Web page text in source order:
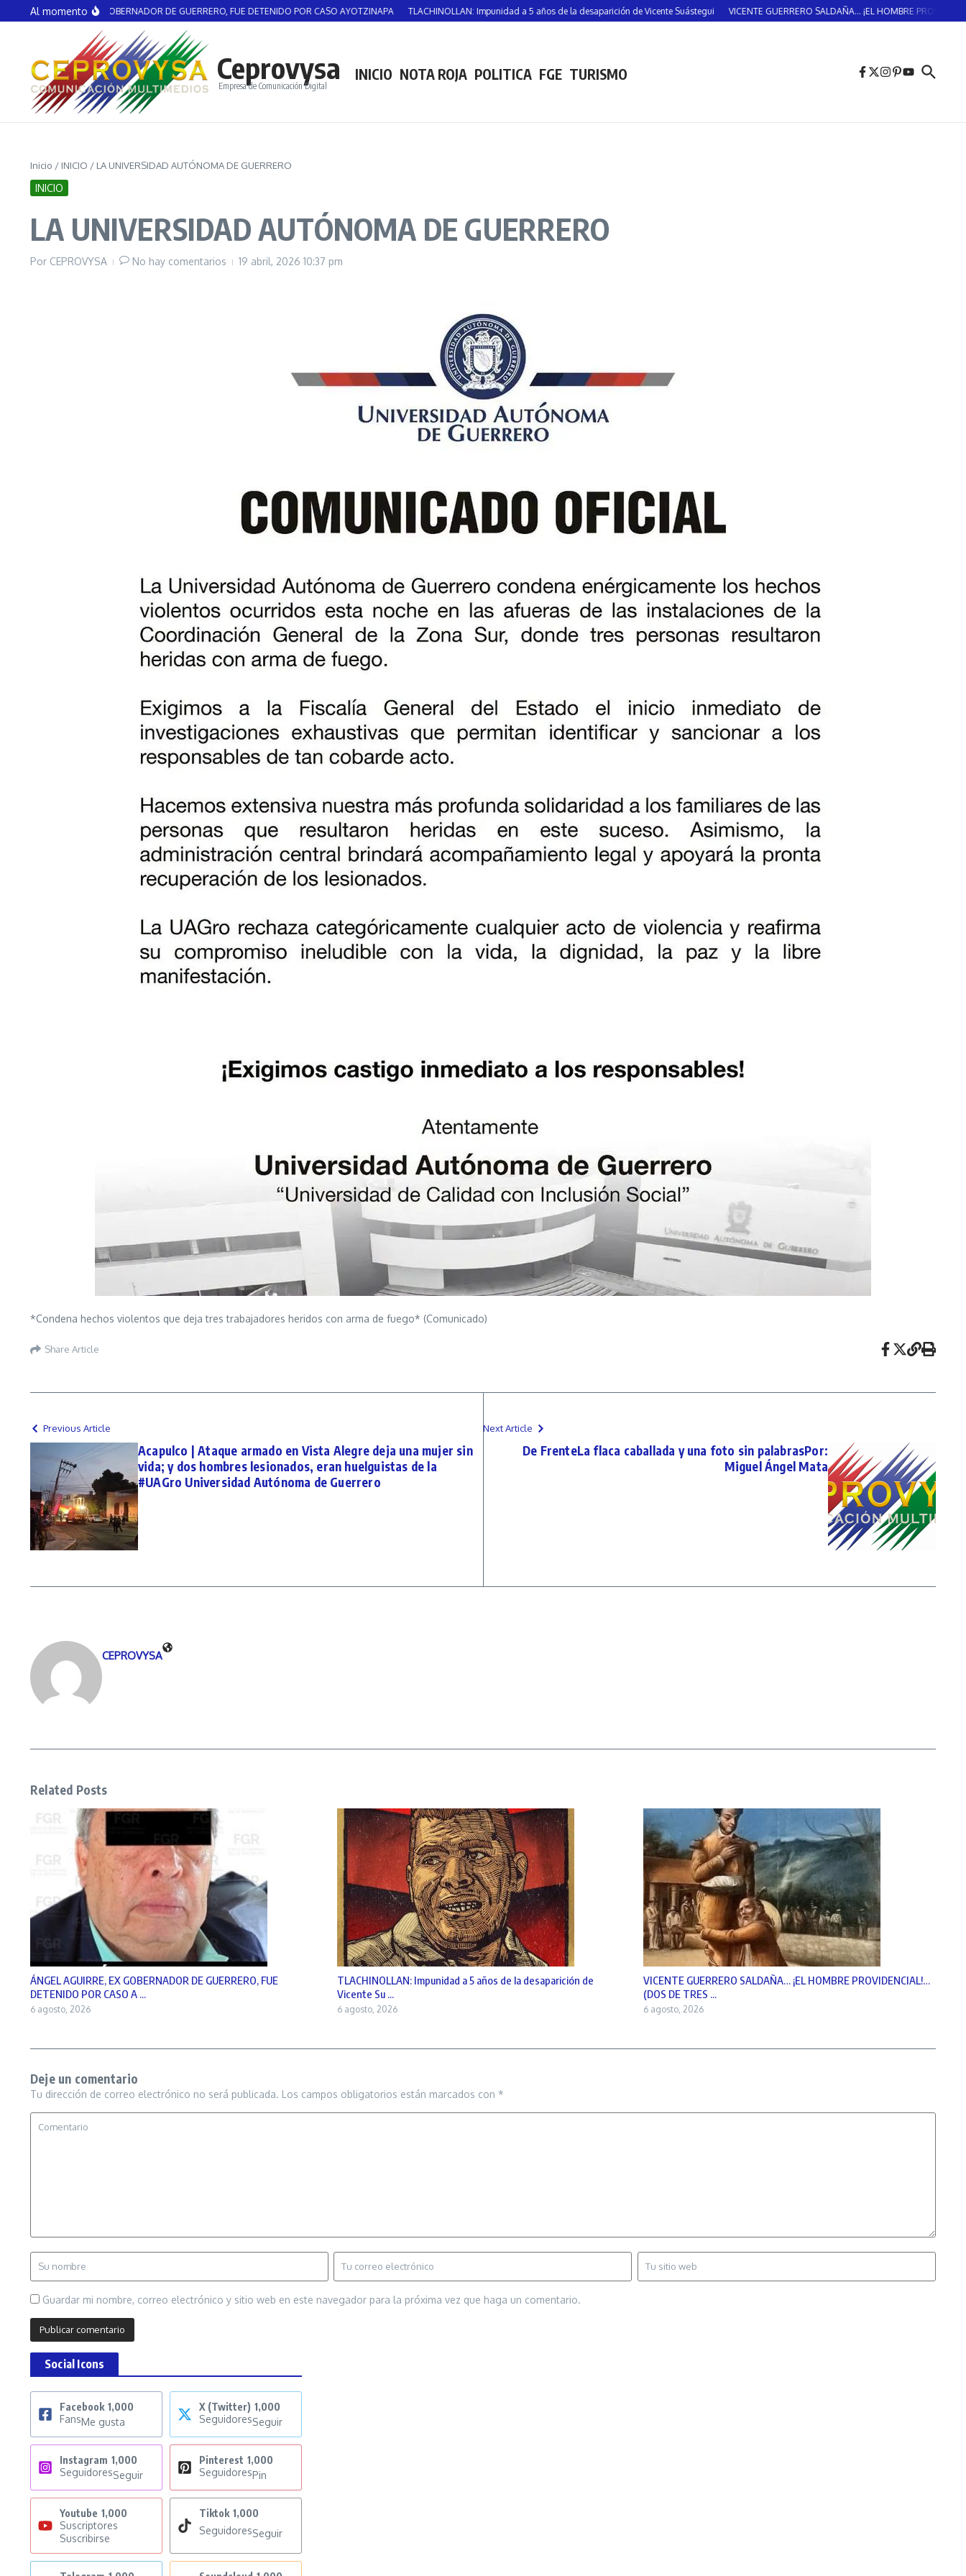
Saltar al contenido
Al momento
AGUIRRE, EX GOBERNADOR DE GUERRERO, FUE DETENIDO POR CASO AYOTZINAPA TLACHINOLLAN: Impunidad a 5 años de la desaparición de Vicente Suástegui VICENTE GUERRERO SALDAÑA… ¡EL HOMBRE PROVIDENCIAL!…
Ceprovysa
Empresa de Comunicación Digital
INICIO NOTA ROJA POLITICA FGE TURISMO
Inicio / INICIO / LA UNIVERSIDAD AUTÓNOMA DE GUERRERO
INICIO
LA UNIVERSIDAD AUTÓNOMA DE GUERRERO
Por CEPROVYSA No hay comentarios 19 abril, 2026 10:37 pm
*Condena hechos violentos que deja tres trabajadores heridos con arma de fuego* (Comunicado)
Share Article
Previous Article
Acapulco | Ataque armado en Vista Alegre deja una mujer sin
vida; y dos hombres lesionados, eran huelguistas de la
#UAGro Universidad Autónoma de Guerrero
Next Article
De FrenteLa flaca caballada y una foto sin palabrasPor:
Miguel Ángel Mata
CEPROVYSA
Related Posts
ÁNGEL AGUIRRE, EX GOBERNADOR DE GUERRERO, FUE
DETENIDO POR CASO A ...
6 agosto, 2026
TLACHINOLLAN: Impunidad a 5 años de la desaparición de
Vicente Su ...
6 agosto, 2026
VICENTE GUERRERO SALDAÑA… ¡EL HOMBRE PROVIDENCIAL!…
(DOS DE TRES ...
6 agosto, 2026
Deje un comentario
Tu dirección de correo electrónico no será publicada. Los campos obligatorios están marcados con *
Guardar mi nombre, correo electrónico y sitio web en este navegador para la próxima vez que haga un comentario.
Social Icons
Facebook 1,000
FansMe gusta
X (Twitter) 1,000
SeguidoresSeguir
Instagram 1,000
SeguidoresSeguir
Pinterest 1,000
SeguidoresPin
Youtube 1,000
Suscriptores
Suscribirse
Tiktok 1,000
SeguidoresSeguir